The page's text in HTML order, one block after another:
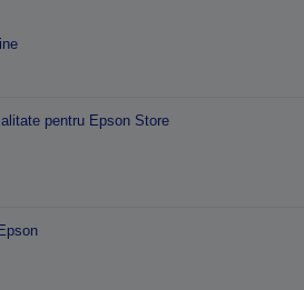
pentru Epson Store